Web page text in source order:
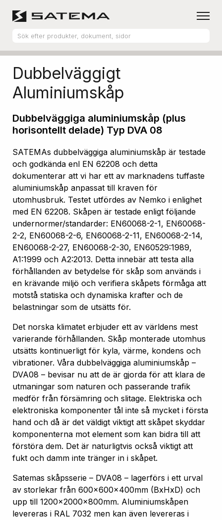
Produktsortiment Aluminiumskåp
Dubbelväggigt
Aluminiumskåp
Dubbelväggiga aluminiumskåp (plus
horisontellt delade) Typ DVA 08
SATEMAs dubbelväggiga aluminiumskåp är testade
och godkända enl EN 62208 och detta
dokumenterar att vi har ett av marknadens tuffaste
aluminiumskåp anpassat till kraven för
utomhusbruk. Testet utfördes av Nemko i enlighet
med EN 62208. Skåpen är testade enligt följande
undernormer/standarder: EN60068-2-1, EN60068-
2-2, EN60068-2-6, EN60068-2-11, EN60068-2-14,
EN60068-2-27, EN60068-2-30, EN60529:1989,
A1:1999 och A2:2013. Detta innebär att testa alla
förhållanden av betydelse för skåp som används i
en krävande miljö och verifiera skåpets förmåga att
motstå statiska och dynamiska krafter och de
belastningar som de utsätts för.
Det norska klimatet erbjuder ett av världens mest
varierande förhållanden. Skåp monterade utomhus
utsätts kontinuerligt för kyla, värme, kondens och
vibrationer. Våra dubbelväggiga aluminiumskåp –
DVA08 – bevisar nu att de är gjorda för att klara de
utmaningar som naturen och passerande trafik
medför från försämring och slitage. Elektriska och
elektroniska komponenter tål inte så mycket i första
hand och då är det väldigt viktigt att skåpet skyddar
komponenterna mot element som kan bidra till att
förstöra dem. Det är naturligtvis också viktigt att
fukt och damm inte tränger in i skåpet.
Satemas skåpsserie – DVA08 – lagerförs i ett urval
av storlekar från 600x600x400mm (BxHxD) och
upp till 1200x2000x800mm. Aluminiumskåpen
levereras i RAL 7032 men kan även levereras i